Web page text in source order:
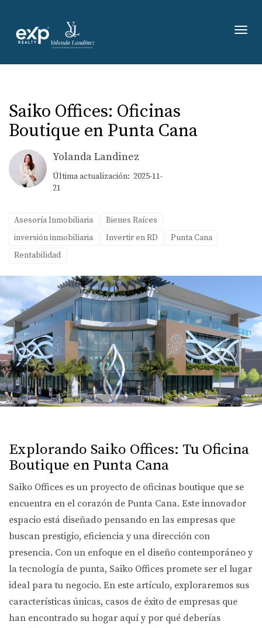
Saiko Offices: Oficinas
Boutique en Punta Cana
Yolanda Landinez
Última actualización: 2025-11-
21
Asesoría Inmobiliaria
Bienes Raíces
inversión inmobiliaria
Invertir en RD
Punta Cana
Rentabilidad
Explorando Saiko Offices: Tu Oficina
Boutique en Punta Cana
Saiko Offices es un proyecto de oficinas boutique que se
encuentra en el corazón de Punta Cana. Este innovador
espacio está diseñado pensando en las empresas que
buscan prestigio, eficiencia y una dirección con
presencia. Con un enfoque en el diseño contemporáneo y
la tecnología de punta, Saiko Offices promete ser el lugar
ideal para tu negocio. En este artículo, exploraremos sus
características únicas, casos de éxito de empresas que
han encontrado su hogar aquí y por qué deberías